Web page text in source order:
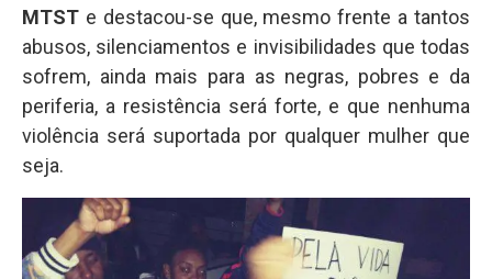
MTST e destacou-se que, mesmo frente a tantos
abusos, silenciamentos e invisibilidades que todas
sofrem, ainda mais para as negras, pobres e da
periferia, a resistência será forte, e que nenhuma
violência será suportada por qualquer mulher que
seja.